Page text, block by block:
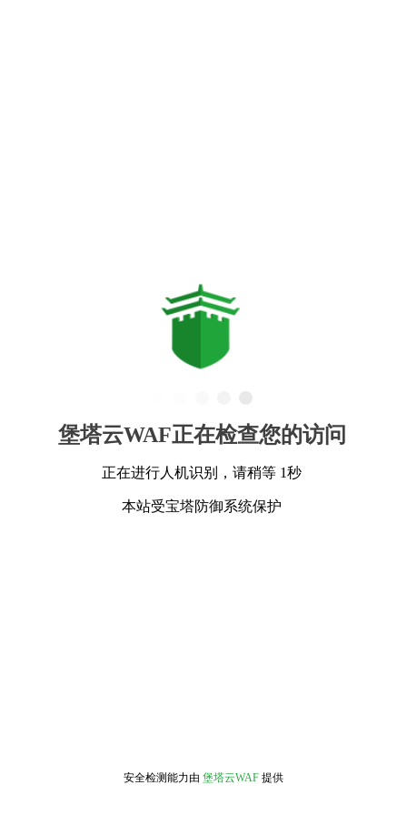
堡塔云WAF正在检查您的访问
正在进行人机识别，请稍等 1秒
本站受宝塔防御系统保护
安全检测能力由 堡塔云WAF 提供